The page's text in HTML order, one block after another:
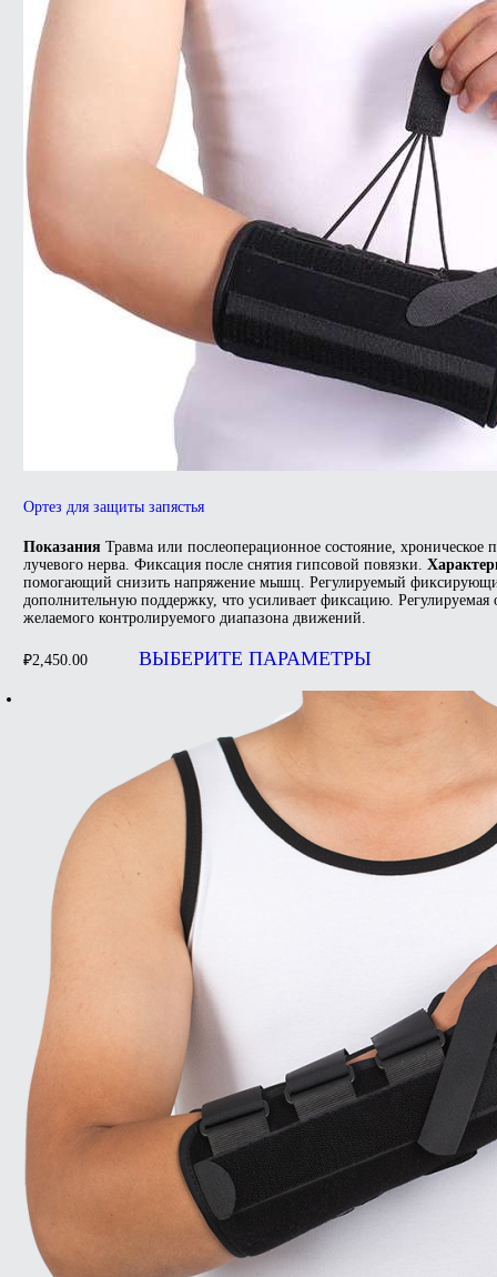
Ортез для защиты запястья
Показания Травма или послеоперационное состояние, хроническое
лучевого нерва. Фиксация после снятия гипсовой повязки.
помогающий снизить напряжение мышц. Регулируемый
дополнительную поддержку, что усиливает фиксацию. Регулируемая
желаемого контролируемого диапазона движений.
₽2,450.00 ВЫБЕРИТЕ ПАРАМЕТРЫ
несколько
вариаций.
Опции
можно
странице